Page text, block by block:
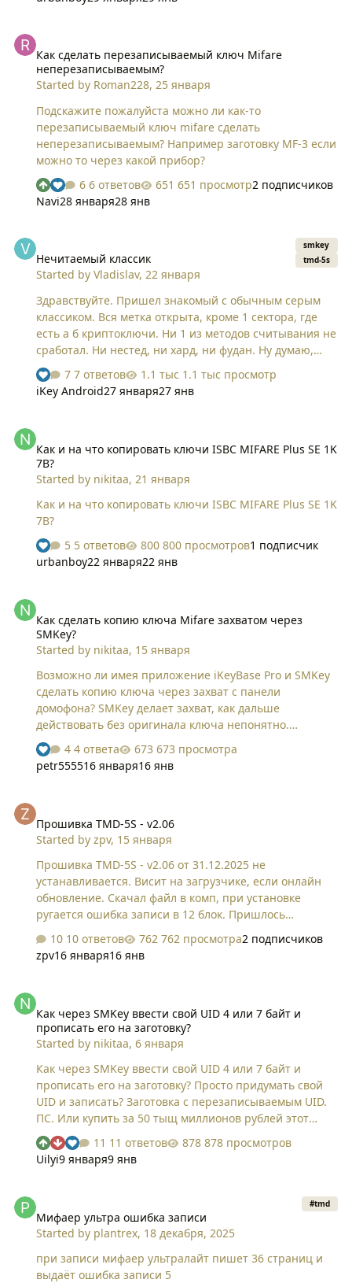
Как сделать перезаписываемый ключ Mifare
неперезаписываемым?
Started by Roman228,25 января
Подскажите пожалуйста можно ли как-то
перезаписываемый ключ mifare сделать
неперезаписываемым? Например заготовку MF-3 если
можно то через какой прибор?
6 ответов
651 просмотр2 подписчиков
Navi28 января28 янв
Нечитаемый классик
Started byVladislav,22 января
smkey
tmd-5s
Здравствуйте. Пришел знакомый с обычным серым
классиком. Вся метка открыта, кроме 1 сектора, где
есть а б криптоключи. Ни 1 из методов считывания не
сработал. Ни нестед, ни хард, ни фудан. Ну думаю,
ладно. Поеду с смкеем. Но там та же беда. При
попытке снифить данные, выдает ошибку. Авто/
сложные вообще не реагирует. Простые - что-то
выставляешь. Сак и атоа как в обычном классике.
Может кто-то встречал такие системы?
7 ответов
1.1 тыс просмотр
iKey Android27 января27 янв
Как и на что копировать ключи ISBC MIFARE Plus SE 1K
7B?
Started by nikitaa, 21 января
Как и на что копировать ключи ISBC MIFARE Plus SE 1K
7B?
5 ответов
800 просмотров1 подписчик
urbanboy22 января22 янв
Как сделать копию ключа Mifare захватом через
SMKey?
Started by nikitaa, 15 января
Возможно ли имея приложение iKeyBase Pro и SMKey
сделать копию ключа через захват с панели
домофона? SMKey делает захват, как дальше
действовать без оригинала ключа непонятно.
Подскажите? Это вообще возможно?
4 ответа
673 просмотра
petr555516 января16 янв
Прошивка TMD-5S - v2.06
Started byzpv, 15 января
Прошивка TMD-5S - v2.06 от 31.12.2025 не
устанавливается. Висит на загрузчике, если онлайн
обновление. Скачал файл в комп, при установке
ругается ошибка записи в 12 блок. Пришлось
Подозрительно, что в окне о прошивке 2.06 вместо
списка изменений пустое окно. У всех так?
10 ответов 762 просмотра2 подписчиков
zpv16 января16 янв
Как через SMKey ввести свой UID 4 или 7 байт и
прописать его на заготовку?
Started by nikitaa,6 января
Как через SMKey ввести свой UID 4 или 7 байт и
прописать его на заготовку? Просто придумать свой
UID и записать? Заготовка с перезаписываемым UID.
ПС. Или купить за 50 тыщ миллионов рублей этот
дубликатор без возможности записывать свои UID?
Хм.......
11 ответов
878 просмотров
Uilyi9 января9 янв
Мифаер ультра ошибка записи
Started by plantrex, 18 декабря, 2025
#tmd
при записи мифаер ультралайт пишет 36 страниц и
выдаёт ошибка записи 5